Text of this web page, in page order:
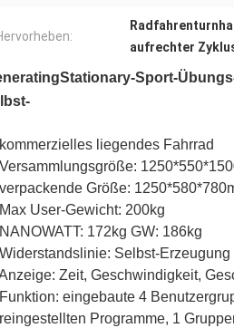
aufrechter
Sport-
liegendes Fahrrad
Größe:
User-Gewicht: 200kg
172kg GW: 186kg
Selbst-
Zeit, Geschwindigkeit,
eingebaute 4
Programme, 1